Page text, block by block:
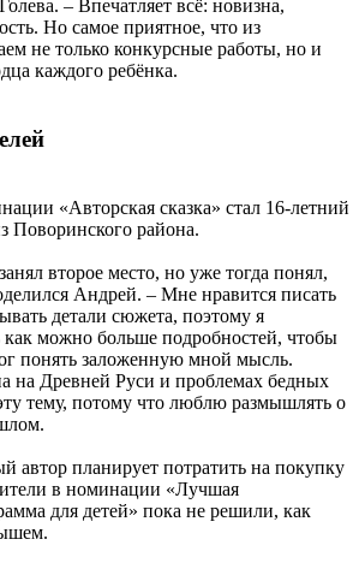
– Впечатляет всё: новизна,
Но самое приятное, что из
не только конкурсные работы, но и
каждого ребёнка.
«Авторская сказка» стал 16-летний
Поворинского района.
второе место, но уже тогда понял,
Андрей. – Мне нравится писать
детали сюжета, поэтому я
как можно больше подробностей, чтобы
понять заложенную мной мысль.
на Древней Руси и проблемах бедных
тему, потому что люблю размышлять о
планирует потратить на покупку
в номинации «Лучшая
для детей» пока не решили, как